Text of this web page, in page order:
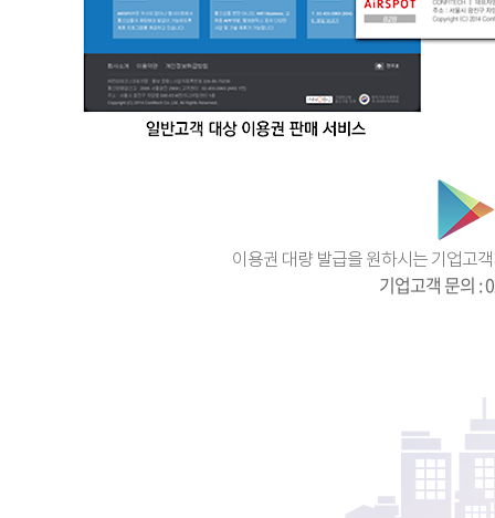
이용권 대량 발급을 원하시는 기업고
기업고객 문의 :